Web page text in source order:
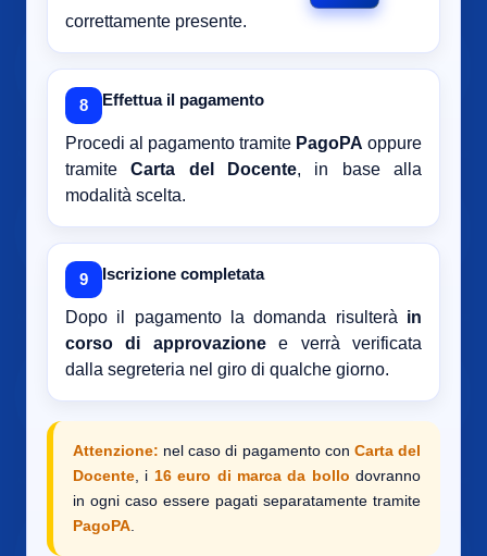
correttamente presente.
8 Effettua il pagamento
Procedi al pagamento tramite PagoPA oppure
tramiteCarta del Docente, in base alla
modalità scelta.
9 Iscrizione completata
Dopo il pagamento la domanda risulterà in
corso di approvazionee verrà verificata
dalla segreteria nel giro di qualche giorno.
Attenzione: nel caso di pagamento con Carta del
Docente , i 16 euro di marca da bollo dovranno
in ogni caso essere pagati separatamente tramite
PagoPA